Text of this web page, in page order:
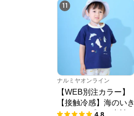
11
ナルミヤオンライン
【WEB別注カラー】
【接触冷感】海のいき
ものアップリケ半袖T